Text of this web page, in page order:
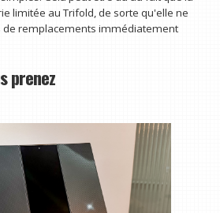
limitée au Trifold, de sorte qu'elle ne
de remplacements immédiatement
prenez